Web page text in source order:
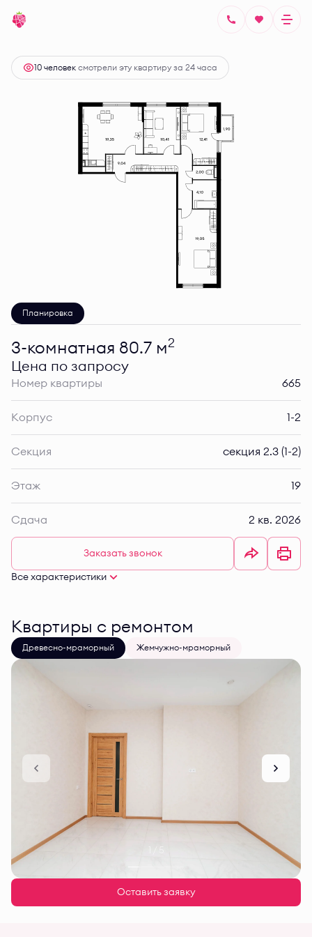
3-комнатная Цена по запросу
10 человек смотрели эту квартиру за 24 часа
Планировка
3-комнатная 80.7 м2
Цена по запросу
Номер квартиры 665
Корпус 1-2
Секция секция 2.3 (1-2)
Этаж 19
Сдача 2 кв. 2026
Заказать звонок
Все характеристики
Квартиры с ремонтом
Древесно-мраморный Жемчужно-мраморный
Оставить заявку